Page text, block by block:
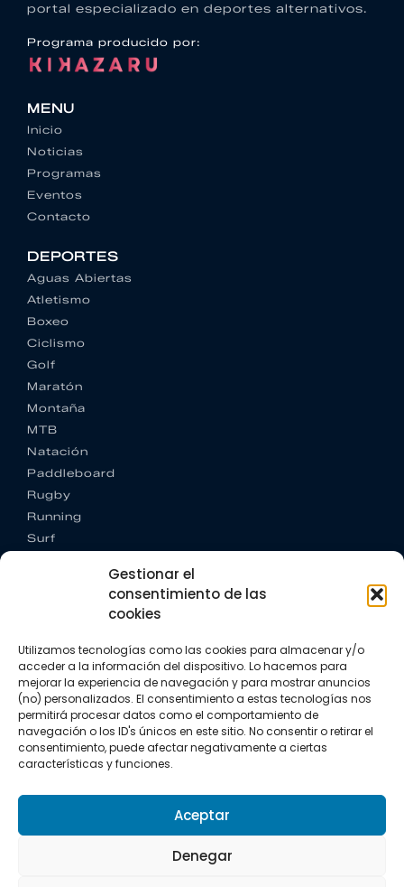
Gestionar el
consentimiento de las
cookies
Utilizamos tecnologías como las cookies para almacenar y/o
acceder a la información del dispositivo. Lo hacemos para
mejorar la experiencia de navegación y para mostrar anuncios
(no) personalizados. El consentimiento a estas tecnologías nos
permitirá procesar datos como el comportamiento de
navegación o los ID's únicos en este sitio. No consentir o retirar el
consentimiento, puede afectar negativamente a ciertas
características y funciones.
Aceptar
Denegar
portal especializado en deportes alternativos.
Programa producido por:
MENU
Inicio
Noticias
Programas
Eventos
Contacto
DEPORTES
Aguas Abiertas
Atletismo
Boxeo
Ciclismo
Golf
Maratón
Montaña
MTB
Natación
Paddleboard
Rugby
Running
Surf
CONTACTO
+34 662 342 177
info@vkssport.com
SÍGUENOS
Política de privacidad
Política de cookies